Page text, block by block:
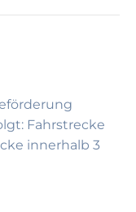
Fahrstrecke
innerhalb 3